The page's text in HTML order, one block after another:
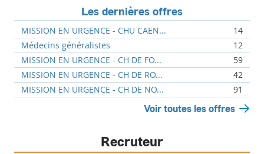
Les dernières offres
MISSION EN URGENCE - CHU CAEN...
14
Médecins généralistes
12
MISSION EN URGENCE - CH DE FO...
59
MISSION EN URGENCE - CH DE RO...
42
MISSION EN URGENCE - CH DE NO...
91
Voir toutes les offres
Recruteur